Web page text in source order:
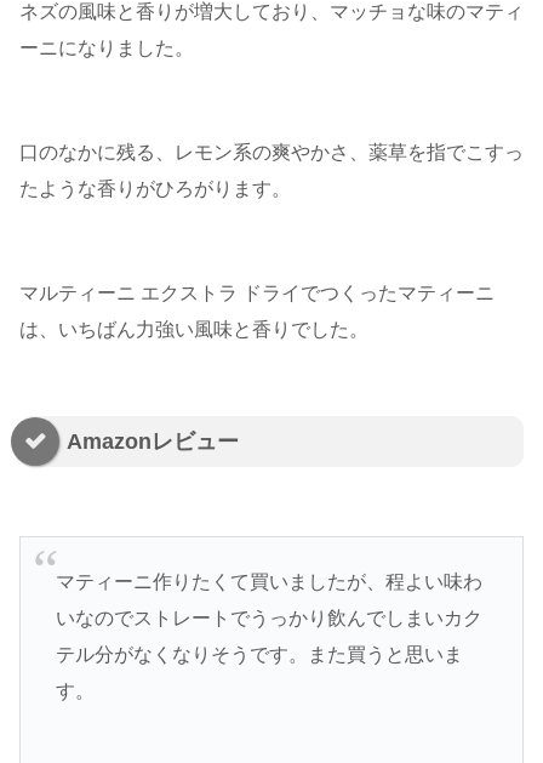
ネズの風味と香りが増大しており、マッチョな味のマティ
ーニになりました。
口のなかに残る、レモン系の爽やかさ、薬草を指でこすっ
たような香りがひろがります。
マルティーニ エクストラ ドライでつくったマティーニ
は、いちばん力強い風味と香りでした。
Amazonレビュー
マティーニ作りたくて買いましたが、程よい味わ
いなのでストレートでうっかり飲んでしまいカク
テル分がなくなりそうです。また買うと思いま
す。